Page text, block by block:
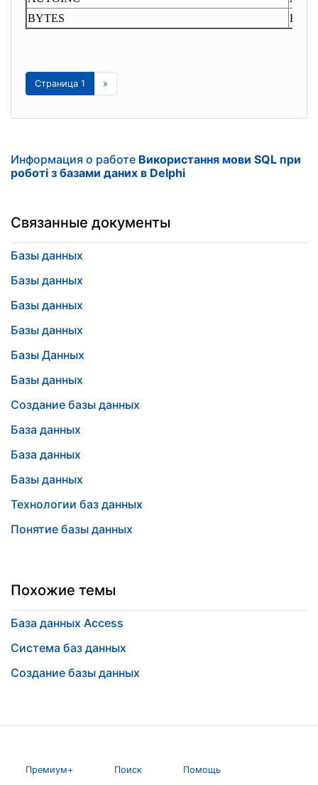
BYTES
Страница 1 »
Информация о работе Використання мови SQL при
роботі з базами даних в Delphi
Связанные документы
Базы данных
Базы данных
Базы данных
Базы данных
Базы Данных
Базы данных
Создание базы данных
База данных
База данных
Базы данных
Технологии баз данных
Понятие базы данных
Похожие темы
База данных Access
Система баз данных
Создание базы данных
Премиум+ Поиск Помощь